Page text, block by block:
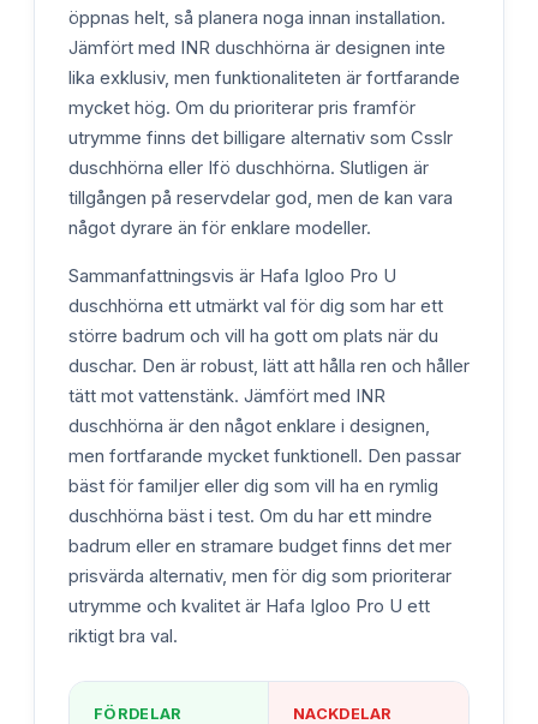
öppnas helt, så planera noga innan installation.
Jämfört med INR duschhörna är designen inte
lika exklusiv, men funktionaliteten är fortfarande
mycket hög. Om du prioriterar pris framför
utrymme finns det billigare alternativ som Csslr
duschhörna eller Ifö duschhörna. Slutligen är
tillgången på reservdelar god, men de kan vara
något dyrare än för enklare modeller.
Sammanfattningsvis är Hafa Igloo Pro U
duschhörna ett utmärkt val för dig som har ett
större badrum och vill ha gott om plats när du
duschar. Den är robust, lätt att hålla ren och håller
tätt mot vattenstänk. Jämfört med INR
duschhörna är den något enklare i designen,
men fortfarande mycket funktionell. Den passar
bäst för familjer eller dig som vill ha en rymlig
duschhörna bäst i test. Om du har ett mindre
badrum eller en stramare budget finns det mer
prisvärda alternativ, men för dig som prioriterar
utrymme och kvalitet är Hafa Igloo Pro U ett
riktigt bra val.
FÖRDELAR NACKDELAR